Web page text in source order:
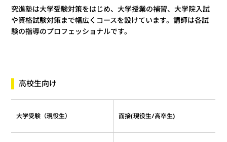
究進塾は大学受験対策をはじめ、大学授業の補習、大学院入試
や資格試験対策まで幅広くコースを設けています。講師は各試
験の指導のプロフェッショナルです。
高校生向け
大学受験（現役生） 面接(現役生/高卒生)